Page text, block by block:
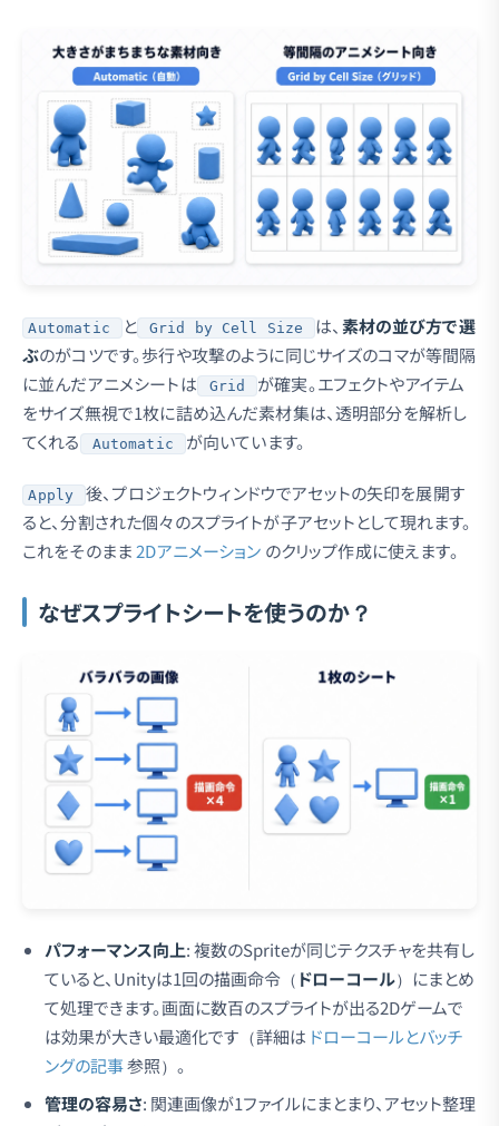
Automatic と Grid by Cell Size は、 素材の並び方で選
ぶのがコツです。歩行や攻撃のように同じサイズのコマが等間隔
に並んだアニメシートは
Grid
が確実。エフェクトやアイテム
をサイズ無視で1枚に詰め込んだ素材集は、透明部分を解析し
てくれる
Automatic が向いています。
Apply
後、プロジェクトウィンドウでアセットの矢印を展開す
ると、分割された個々のスプライトが子アセットとして現れます。
これをそのまま2Dアニメーション のクリップ作成に使えます。
なぜスプライトシートを使うのか？
パフォーマンス向上: 複数のSpriteが同じテクスチャを共有し
ていると、Unityは1回の描画命令（ ドローコール）にまとめ
て処理できます。画面に数百のスプライトが出る2Dゲームで
は効果が大きい最適化です（詳細は ドローコールとバッチ
ングの記事参照）。
管理の容易さ: 関連画像が1ファイルにまとまり、アセット整理